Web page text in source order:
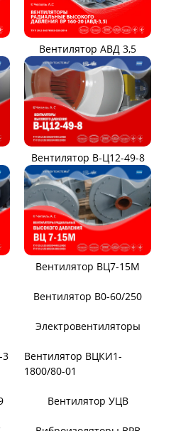
Вентилятор АВД 3,5
Вентилятор В-Ц12-49-8
Вентилятор ВЦ7-15М
Вентилятор В0-60/250